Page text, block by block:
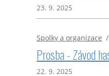
23. 9. 2025
Spolky a organizace /
Prosba - Závod
22. 9. 2025